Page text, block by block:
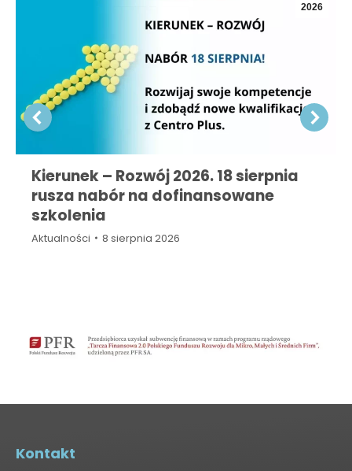
2026
Kierunek – Rozwój 2026. 18 sierpnia
rusza nabór na dofinansowane
szkolenia
Aktualności 8 sierpnia 2026
Kontakt